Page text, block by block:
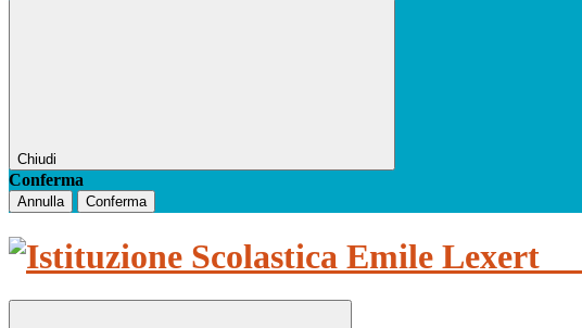
Chiudi
Conferma
Annulla Conferma